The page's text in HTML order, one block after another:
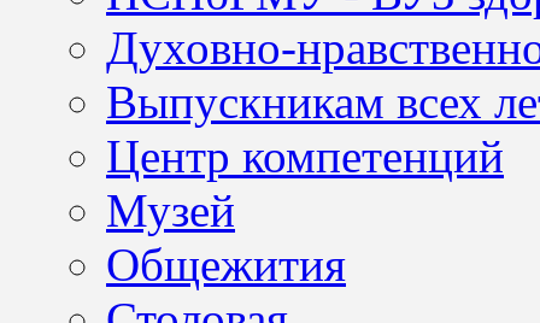
Духовно-
Выпускникам всех
Центр компетенций
Музей
Общежития